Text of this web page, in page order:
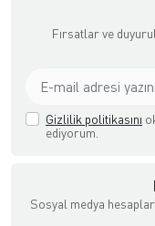
Fırsatlar ve
Gizlilik politikasını
ediyorum.
Sosyal medya